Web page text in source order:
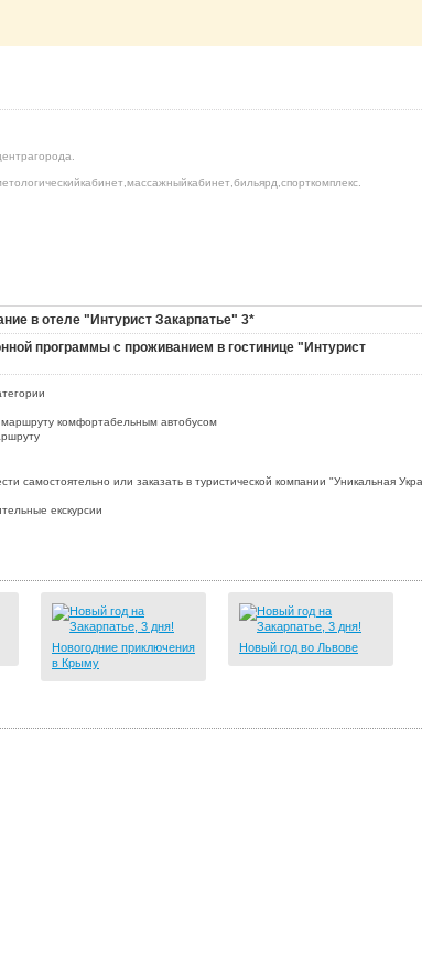
города
кабинет массажныйкабинет бильярд спорткомплекс.
в отеле "Интурист Закарпатье" 3*
программы с проживанием в гостинице "Интурист
комфортабельным автобусом
самостоятельно или заказать в туристической компании "Уникальная
екскурсии
Новогодние приключения
в Крыму
Новый год во Львове